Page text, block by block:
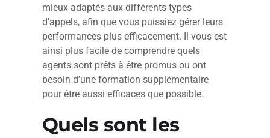
mieux adaptés aux différents types
d’appels, afin que vous puissiez gérer leurs
performances plus efficacement. Il vous est
ainsi plus facile de comprendre quels
agents sont prêts à être promus ou ont
besoin d’une formation supplémentaire
pour être aussi efficaces que possible.
Quels sont les